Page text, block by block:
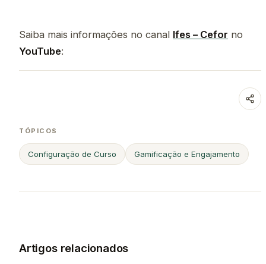
Saiba mais informações no canal Ifes – Cefor no
YouTube:
TÓPICOS
Configuração de Curso Gamificação e Engajamento
Artigos relacionados